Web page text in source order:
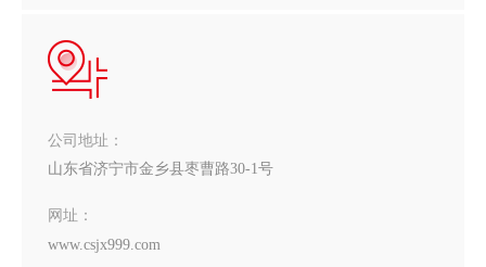
公司地址：
山东省济宁市金乡县枣曹路30-1号
网址：
www.csjx999.com